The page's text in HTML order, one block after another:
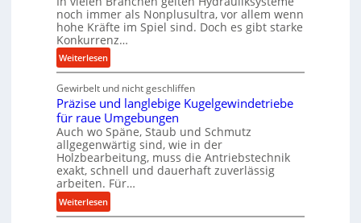
m
a
n
c
e
b
e
i
m
D
r
ü
c
k
noch immer als Nonplusultra, vor allem wenn
hohe Kräfte im Spiel sind. Doch es gibt starke
Konkurrenz…
Weiterlesen:
K
u
g
e
l
g
e
w
i
n
Gewirbelt und nicht geschliffen
Präzise und langlebige Kugelgewindetriebe
für raue Umgebungen
Auch wo Späne, Staub und Schmutz
allgegenwärtig sind, wie in der
Holzbearbeitung, muss die Antriebstechnik
exakt, schnell und dauerhaft zuverlässig
arbeiten. Für…
Weiterlesen:
P